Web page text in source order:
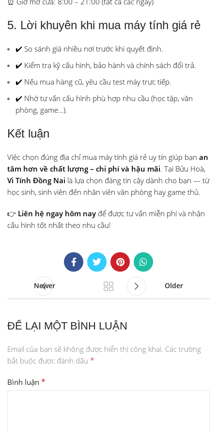
5. Lời khuyên khi mua máy tính giá rẻ
✔️ So sánh giá nhiều nơi trước khi quyết định.
✔️ Kiểm tra kỹ cấu hình, bảo hành và chính sách đổi trả.
✔️ Nếu mua hàng cũ, yêu cầu test máy trực tiếp.
✔️ Nhờ tư vấn cấu hình phù hợp nhu cầu (học tập, văn
phòng, game…).
Kết luận
Việc chọn đúng địa chỉ mua máy tính giá rẻ uy tín giúp bạn an
tâm hơn về chất lượng – chi phí và hậu mãi. Tại Bửu Hoà,
Vi Tính Đồng Nai là lựa chọn đáng tin cậy dành cho bạn — từ
học sinh, sinh viên đến nhân viên văn phòng hay game thủ.
👉 Liên hệ ngay hôm nay để được tư vấn miễn phí và nhận
cấu hình tốt nhất theo nhu cầu!
Newer Older
ĐỂ LẠI MỘT BÌNH LUẬN
Email của bạn sẽ không được hiển thị công khai. Các trường
bắt buộc được đánh dấu *
Bình luận *